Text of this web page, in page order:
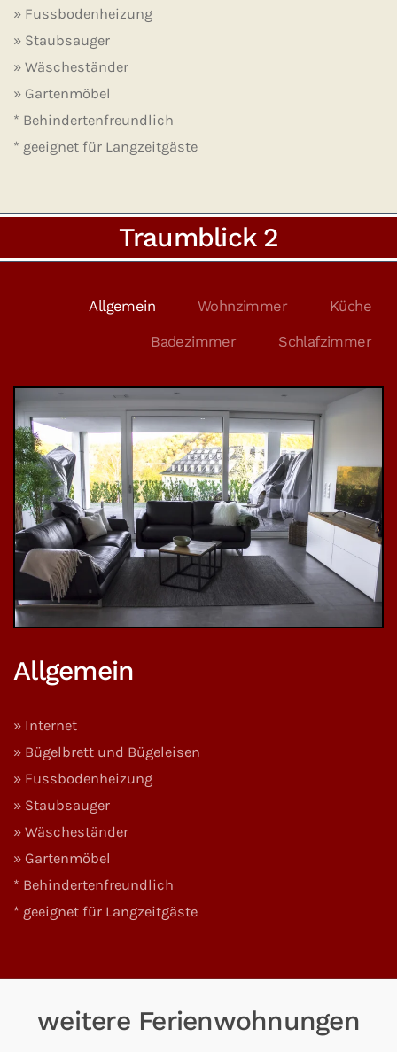
» Fussbodenheizung
» Staubsauger
» Wäscheständer
» Gartenmöbel
* Behindertenfreundlich
* geeignet für Langzeitgäste
Traumblick 2
Allgemein Wohnzimmer Küche
Badezimmer Schlafzimmer
Allgemein
» Internet
» Bügelbrett und Bügeleisen
» Fussbodenheizung
» Staubsauger
» Wäscheständer
» Gartenmöbel
* Behindertenfreundlich
* geeignet für Langzeitgäste
weitere Ferienwohnungen